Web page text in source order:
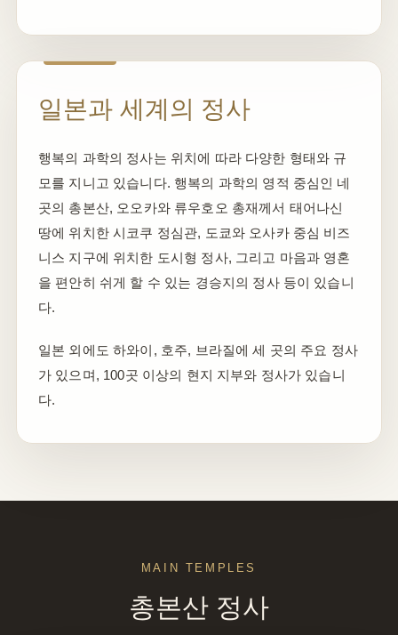
일본과 세계의 정사
행복의 과학의 정사는 위치에 따라 다양한 형태와 규
모를 지니고 있습니다. 행복의 과학의 영적 중심인 네
곳의 총본산, 오오카와 류우호오 총재께서 태어나신
땅에 위치한 시코쿠 정심관, 도쿄와 오사카 중심 비즈
니스 지구에 위치한 도시형 정사, 그리고 마음과 영혼
을 편안히 쉬게 할 수 있는 경승지의 정사 등이 있습니
다.
일본 외에도 하와이, 호주, 브라질에 세 곳의 주요 정사
가 있으며, 100곳 이상의 현지 지부와 정사가 있습니
다.
MAIN TEMPLES
총본산 정사